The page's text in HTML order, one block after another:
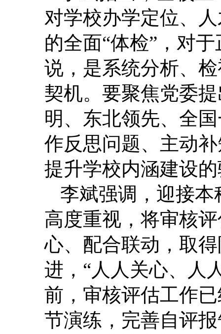
对学校办学定位、
的全面“体检”，对
说，是系统分析、
契机。要聚焦党委
明、东北领先、全
作反思问题、主动
提升学校内涵建设
李斌强调，迎接
高度重视，将审核
心、配合联动，取
进，“人人关心、人
前，审核评估工作
节演练，完善自评